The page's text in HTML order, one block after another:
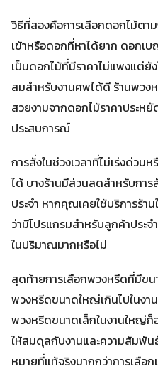
วิธีที่สองคือการเลือกดอกไม้ต
เข้าหรือดอกที่หาได้ยาก ดอกเ
เป็นดอกไม้ที่มีราคาไม่แพงแต่ยั
สมสำหรับงานศพได้ดี ร้านพวง
สวยงามจากดอกไม้ราคาประห
ประสบการณ์
การสั่งในช่วงเวลาที่ไม่เร่งด่ว
ได้ บางร้านมีส่วนลดสำหรับกา
ประจำ หากคุณเคยใช้บริการร้า
ว่ามีโปรแกรมสำหรับลูกค้าประ
ในปริมาณมากหรือไม่
สุดท้ายการเลือกพวงหรีดที่มีข
พวงหรีดขนาดใหญ่เกินไปในงา
พวงหรีดขนาดเล็กในงานใหญ่ก็
ให้สมดุลกับงานและความสัมพัน
หมายที่แท้จริงมากกว่าการเลือ